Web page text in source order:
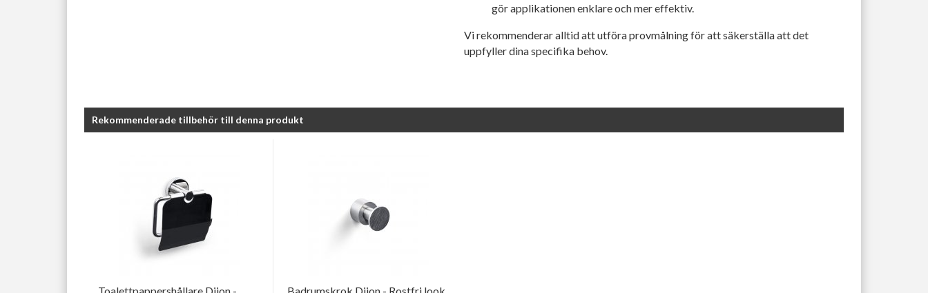
gör applikationen enklare och mer effektiv.
Vi rekommenderar alltid att utföra provmålning för att säkerställa att det
uppfyller dina specifika behov.
Rekommenderade tillbehör till denna produkt